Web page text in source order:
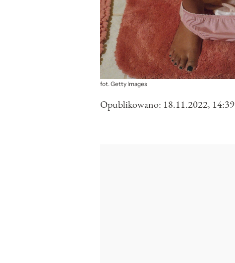
fot. Getty Images
Opublikowano: 18.11.2022, 14:39